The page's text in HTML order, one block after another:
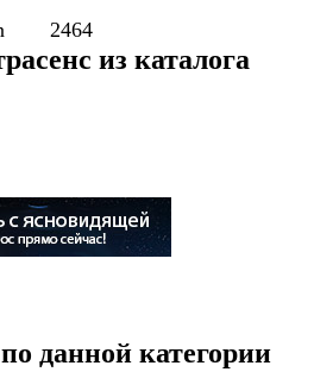
2464
из каталога
данной категории